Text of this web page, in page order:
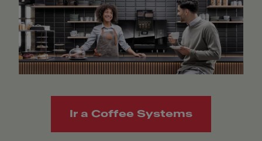
Ir a Coffee Systems